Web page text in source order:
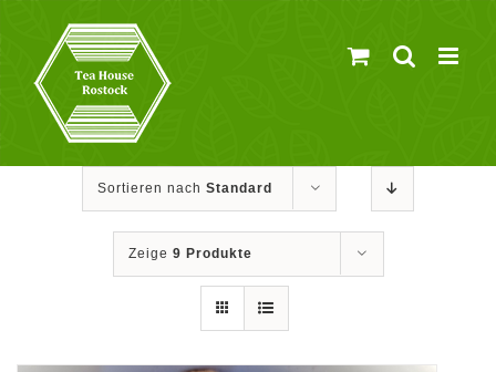
springen
Sortieren nach Standard
Zeige 9 Produkte